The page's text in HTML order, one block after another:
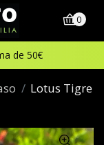
de 50€
0
Lotus Tigre